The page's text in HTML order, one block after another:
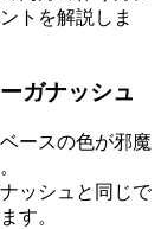
トを解説しま
ガナッシュ
ースの色が邪魔
ッシュと同じで
す。